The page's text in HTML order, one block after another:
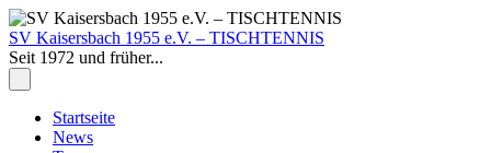
Zum
Inhalt
springen
SV Kaisersbach 1955 e.V. – TISCHTENNIS
Seit 1972 und früher...
Zum
Inhalt
Startseite
News